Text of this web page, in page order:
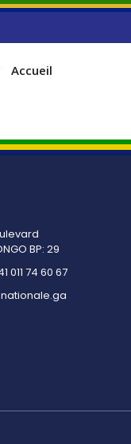
Accueil
BP: 29
011 74 60 67